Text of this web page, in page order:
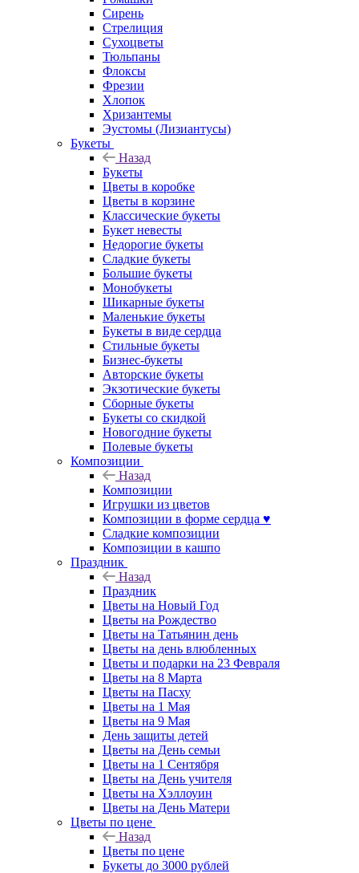
Сирень
Стрелиция
Сухоцветы
Тюльпаны
Флоксы
Фрезии
Хлопок
Хризантемы
Эустомы (Лизиантусы)
Букеты
Назад
Букеты
Цветы в коробке
Цветы в корзине
Классические букеты
Букет невесты
Недорогие букеты
Сладкие букеты
Большие букеты
Монобукеты
Шикарные букеты
Маленькие букеты
Букеты в виде сердца
Стильные букеты
Бизнес-букеты
Авторские букеты
Экзотические букеты
Сборные букеты
Букеты со скидкой
Новогодние букеты
Полевые букеты
Композиции
Назад
Композиции
Игрушки из цветов
Композиции в форме сердца ♥
Сладкие композиции
Композиции в кашпо
Праздник
Назад
Праздник
Цветы на Новый Год
Цветы на Рождество
Цветы на Татьянин день
Цветы на день влюбленных
Цветы и подарки на 23 Февраля
Цветы на 8 Марта
Цветы на Пасху
Цветы на 1 Мая
Цветы на 9 Мая
День защиты детей
Цветы на День семьи
Цветы на 1 Сентября
Цветы на День учителя
Цветы на Хэллоуин
Цветы на День Матери
Цветы по цене
Назад
Цветы по цене
Букеты до 3000 рублей